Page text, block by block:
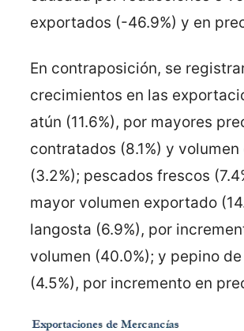
exportados (-46.9%) y en
En contraposición, se
crecimientos en las
atún (11.6%), por mayores
contratados (8.1%) y
(3.2%); pescados frescos
mayor volumen exportado
langosta (6.9%), por
volumen (40.0%); y pepino
(4.5%), por incremento en